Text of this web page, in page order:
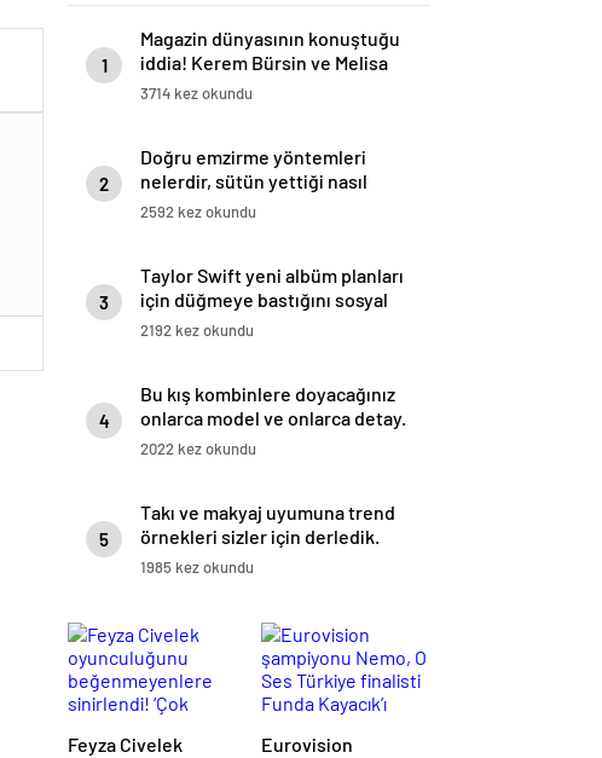
1
Magazin dünyasının konuştuğu
iddia! Kerem Bürsin ve Melisa
Sabancı ayrıldı
3714 kez okundu
2
Doğru emzirme yöntemleri
nelerdir, sütün yettiği nasıl
anlaşılır?
2592 kez okundu
3
Taylor Swift yeni albüm planları
için düğmeye bastığını sosyal
medyadan duyurdu!
2192 kez okundu
4
Bu kış kombinlere doyacağınız
onlarca model ve onlarca detay.
2022 kez okundu
5
Takı ve makyaj uyumuna trend
örnekleri sizler için derledik.
1985 kez okundu
Feyza Civelek
Eurovision